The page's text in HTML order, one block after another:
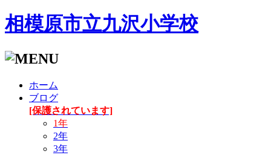
相模原市立九沢小学校
ホーム
ブログ
[保護されています]
1年
2年
3年